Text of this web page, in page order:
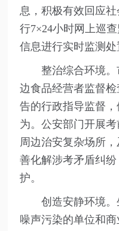
息，积极有效回应
行7×24小时网上巡
信息进行实时监测处
整治综合环境
边食品经营者监督
告的行政指导监督
为。公安部门开展
周边治安复杂场所
善化解涉考矛盾纠
护。
创造安静环境
噪声污染的单位和